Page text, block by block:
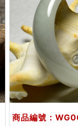
商品編號：